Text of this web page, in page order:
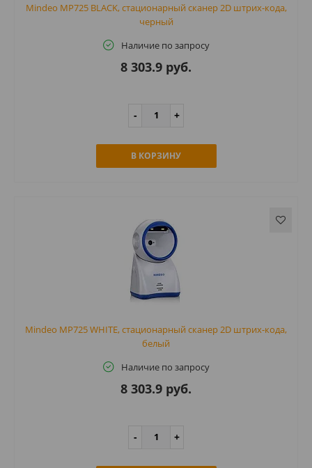
Mindeo MP725 BLACK, стационарный сканер 2D штрих-кода,
черный
Наличие по запросу
8 303.9 руб.
В КОРЗИНУ
Mindeo MP725 WHITE, стационарный сканер 2D штрих-кода,
белый
Наличие по запросу
8 303.9 руб.